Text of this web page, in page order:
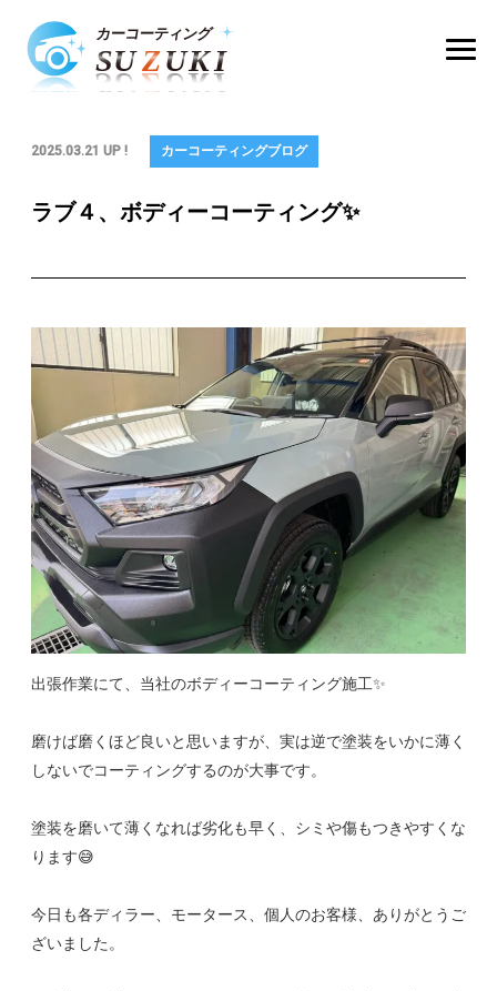
2025.03.21 UP ! カーコーティングブログ
ラブ４、ボディーコーティング✨
出張作業にて、当社のボディーコーティング施工✨
磨けば磨くほど良いと思いますが、実は逆で塗装をいかに薄く
しないでコーティングするのが大事です。
塗装を磨いて薄くなれば劣化も早く、シミや傷もつきやすくな
ります😅
今日も各ディラー、モータース、個人のお客様、ありがとうご
ざいました。